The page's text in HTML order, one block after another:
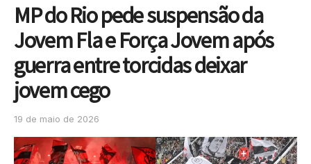
MP do Rio pede suspensão da
Jovem Fla e Força Jovem após
guerra entre torcidas deixar
jovem cego
19 de maio de 2026